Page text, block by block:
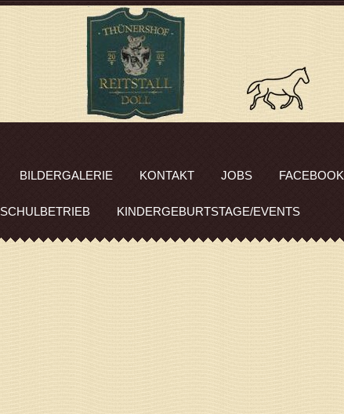
BILDERGALERIE KONTAKT JOBS FACEBOOK
SCHULBETRIEB KINDERGEBURTSTAGE/EVENTS